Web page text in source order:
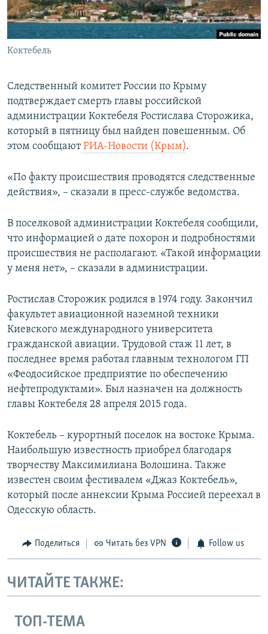
ПОБЕДИТЕЛЕЙ НЕ СУДЯТ?
КРЫМ.НЕПОКОРЕННЫЙ
ELIFBE
ПРИСОЕДИНЯЙТЕСЬ!
Все сайты RFE/RL
Коктебель
Следственный комитет России по Крыму
подтверждает смерть главы российской
администрации Коктебеля Ростислава Сторожика,
который в пятницу был найден повешенным. Об
этом сообщаютРИА-Новости (Крым).
«По факту происшествия проводятся следственные
действия», – сказали в пресс-службе ведомства.
В поселковой администрации Коктебеля сообщили,
что информацией о дате похорон и подробностями
происшествия не располагают. «Такой информации
у меня нет», – сказали в администрации.
Ростислав Сторожик родился в 1974 году. Закончил
факультет авиационной наземной техники
Киевского международного университета
гражданской авиации. Трудовой стаж 11 лет, в
последнее время работал главным технологом ГП
«Феодосийское предприятие по обеспечению
нефтепродуктами». Был назначен на должность
главы Коктебеля 28 апреля 2015 года.
Коктебель – курортный поселок на востоке Крыма.
Наибольшую известность приобрел благодаря
творчеству Максимилиана Волошина. Также
известен своим фестивалем «Джаз Коктебель»,
который после аннексии Крыма Россией переехал в
Одесскую область.
Поделиться Читать без VPN Follow us
ЧИТАЙТЕ ТАКЖЕ:
ТОП-ТЕМА